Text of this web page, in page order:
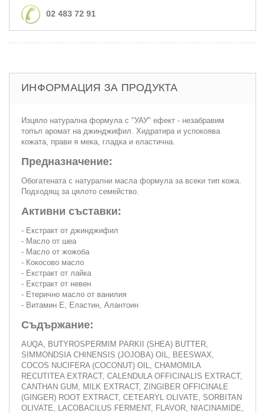
02 483 72 91
ИНФОРМАЦИЯ ЗА ПРОДУКТА
Изцяло натурална формула с "УАУ" ефект - незабравим
топъл аромат на джинджифил. Хидратира и успокоява
кожата, прави я мека, гладка и еластична.
Предназначение:
Обогатената с натурални масла формула за всеки тип кожа.
Подходящ за цялото семейство.
Активни съставки:
- Екстракт от джинджифил
- Масло от шеа
- Масло от жожоба
- Кокосово масло
- Екстракт от лайка
- Екстракт от невен
- Етерично масло от ванилия
- Витамин Е, Еластин, Алантоин
Съдържание:
AUQA, BUTYROSPERMIM PARKII (SHEA) BUTTER,
SIMMONDSIA CHINENSIS (JOJOBA) OIL, BEESWAX,
COCOS NUCIFERA (COCONUT) OIL, CHAMOMILA
RECUTITEA EXTRACT, CALENDULA OFFICINALIS EXTRACT,
CANTHAN GUM, MILK EXTRACT, ZINGIBER OFFICINALE
(GINGER) ROOT EXTRACT, CETEARYL OLIVATE, SORBITAN
OLIVATE, LACOBACILUS FERMENT, FLAVOR, NIACINAMIDE,